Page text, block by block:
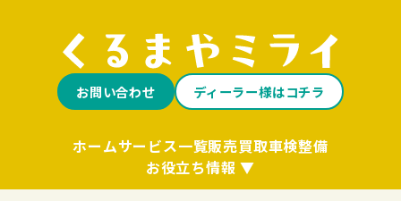
お問い合わせ ディーラー様はコチラ
ホームサービス一覧販売買取車検整備
お役立ち情報